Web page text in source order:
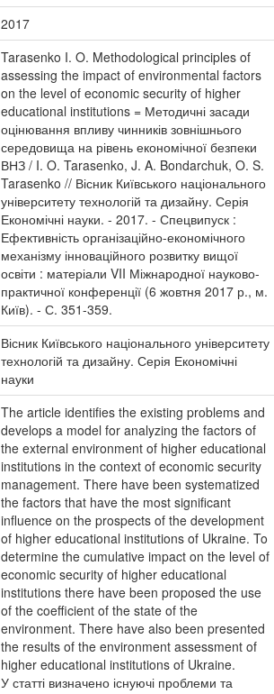
2017
Tarasenko I. O. Methodological principles of
assessing the impact of environmental factors
on the level of economic security of higher
educational institutions = Методичні засади
оцінювання впливу чинників зовнішнього
середовища на рівень економічної безпеки
ВНЗ / I. O. Tarasenko, J. A. Bondarchuk, O. S.
Tarasenko // Вісник Київського національного
університету технологій та дизайну. Серія
Економічні науки. - 2017. - Спецвипуск :
Ефективність організаційно-економічного
механізму інноваційного розвитку вищої
освіти : матеріали VII Міжнародної науково-
практичної конференції (6 жовтня 2017 р., м.
Київ). - С. 351-359.
Вісник Київського національного університету
технологій та дизайну. Серія Економічні
науки
The article identifies the existing problems and
develops a model for analyzing the factors of
the external environment of higher educational
institutions in the context of economic security
management. There have been systematized
the factors that have the most significant
influence on the prospects of the development
of higher educational institutions of Ukraine. To
determine the cumulative impact on the level of
economic security of higher educational
institutions there have been proposed the use
of the coefficient of the state of the
environment. There have also been presented
the results of the environment assessment of
higher educational institutions of Ukraine.
У статті визначено існуючі проблеми та